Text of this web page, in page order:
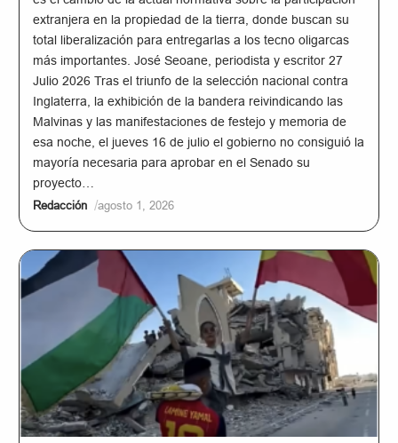
extranjera en la propiedad de la tierra, donde buscan su
total liberalización para entregarlas a los tecno oligarcas
más importantes. José Seoane, periodista y escritor 27
Julio 2026 Tras el triunfo de la selección nacional contra
Inglaterra, la exhibición de la bandera reivindicando las
Malvinas y las manifestaciones de festejo y memoria de
esa noche, el jueves 16 de julio el gobierno no consiguió la
mayoría necesaria para aprobar en el Senado su
proyecto…
Redacción /agosto 1, 2026